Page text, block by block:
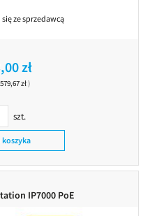
ze sprzedawcą
zł
zł)
szt.
koszyka
IP7000 PoE